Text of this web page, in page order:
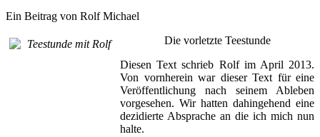
Ein Beitrag von Rolf Michael
Die vorletzte Teestunde
Diesen Text schrieb Rolf im April 2013.
Von vornherein war dieser Text für eine
Veröffentlichung nach seinem Ableben
vorgesehen. Wir hatten dahingehend eine
dezidierte Absprache an die ich mich nun
halte.